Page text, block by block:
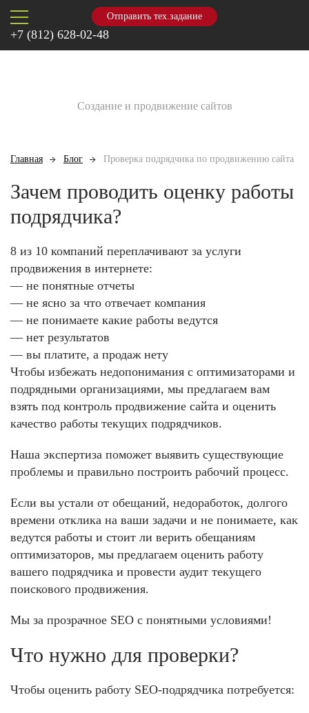
Отправить тех.задание
+7 (812) 628-02-48
Создание и продвижение сайтов
Главная Блог Проверка подрядчика по продвижению сайта
Зачем проводить оценку работы
подрядчика?
8 из 10 компаний переплачивают за услуги
продвижения в интернете:
— не понятные отчеты
— не ясно за что отвечает компания
— не понимаете какие работы ведутся
— нет результатов
— вы платите, а продаж нету
Чтобы избежать недопонимания с оптимизаторами и
подрядными организациями, мы предлагаем вам
взять под контроль продвижение сайта и оценить
качество работы текущих подрядчиков.
Наша экспертиза поможет выявить существующие
проблемы и правильно построить рабочий процесс.
Если вы устали от обещаний, недоработок, долгого
времени отклика на ваши задачи и не понимаете, как
ведутся работы и стоит ли верить обещаниям
оптимизаторов, мы предлагаем оценить работу
вашего подрядчика и провести аудит текущего
поискового продвижения.
Мы за прозрачное SEO с понятными условиями!
Что нужно для проверки?
Чтобы оценить работу SEO-подрядчика потребуется: